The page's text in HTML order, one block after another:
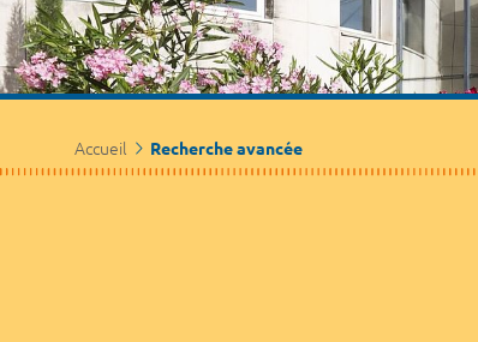
Accueil Recherche avancée